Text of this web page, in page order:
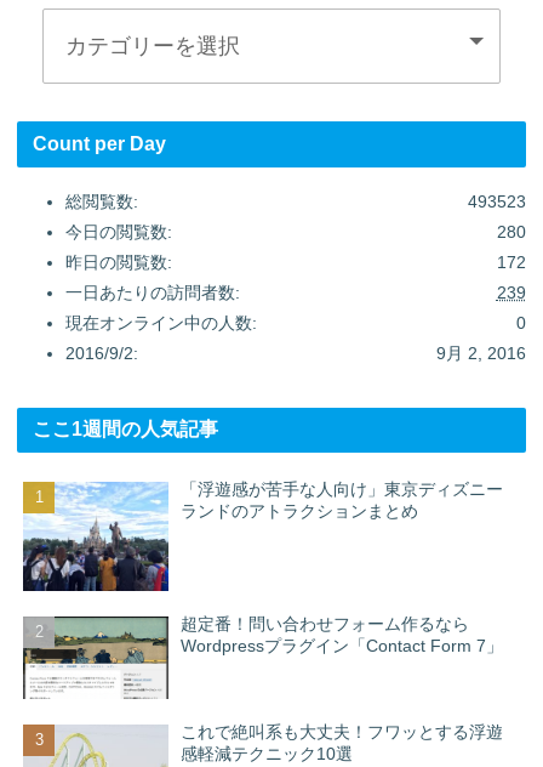
Count per Day
493523
総閲覧数:
280
今日の閲覧数:
172
昨日の閲覧数:
239
一日あたりの訪問者数:
0
現在オンライン中の人数:
9月 2, 2016
2016/9/2:
ここ1週間の人気記事
「浮遊感が苦手な人向け」東京ディズニー
ランドのアトラクションまとめ
超定番！問い合わせフォーム作るなら
Wordpressプラグイン「Contact Form 7」
これで絶叫系も大丈夫！フワッとする浮遊
感軽減テクニック10選